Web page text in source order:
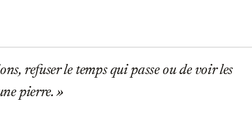
refuser le temps qui passe ou de voir les
pierre.